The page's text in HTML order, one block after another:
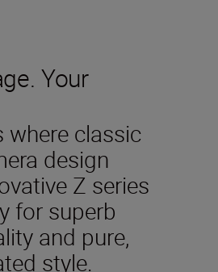
Your
where classic
design
Z series
for superb
and pure,
style.